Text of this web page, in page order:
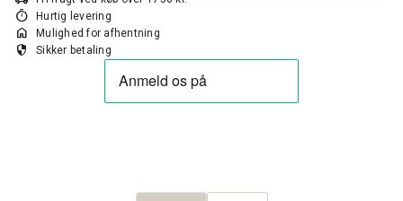
timer Hurtig levering
home Mulighed for afhentning
security Sikker betaling